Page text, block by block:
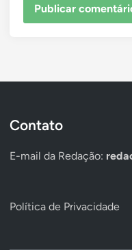
Contato
E-mail da Redação:
Política de Privacidade